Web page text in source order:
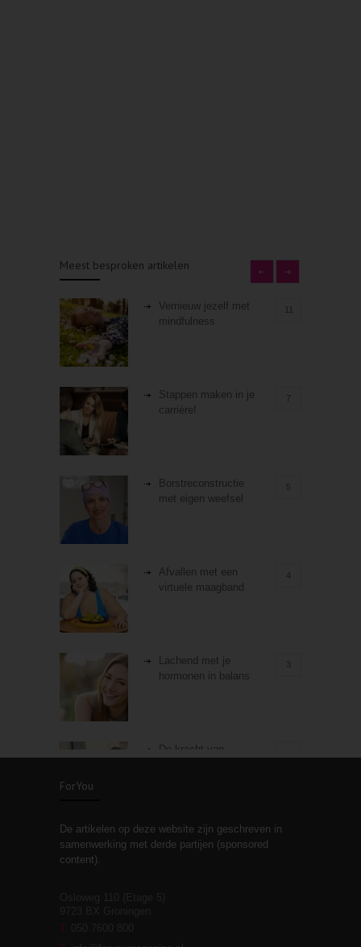
Meest besproken artikelen
Vernieuw jezelf met
mindfulness
Stappen maken in je
carrière!
7
Borstreconstructie
met eigen weefsel
5
Afvallen met een
virtuele maagband
4
Lachend met je
hormonen in balans
3
De kracht van
Stiefouderschap en
relaties
moeite!
ForYou
De artikelen op deze website zijn geschreven in
samenwerking met derde partijen (sponsored
content).
T